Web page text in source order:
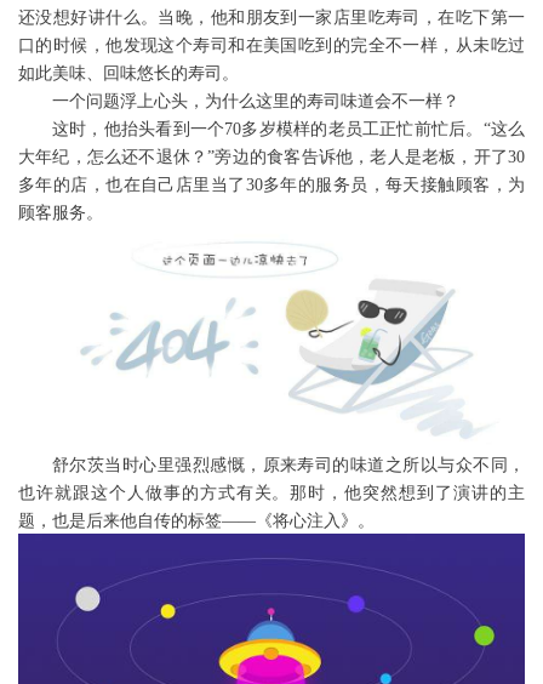
还没想好讲什么。当晚，他和朋友到一家店里吃寿司，在吃下第一
口的时候，他发现这个寿司和在美国吃到的完全不一样，从未吃过
如此美味、回味悠长的寿司。
一个问题浮上心头，为什么这里的寿司味道会不一样？
这时，他抬头看到一个70多岁模样的老员工正忙前忙后。“这么
大年纪，怎么还不退休？”旁边的食客告诉他，老人是老板，开了30
多年的店，也在自己店里当了 30多年的服务员，每天接触顾客，为
顾客服务。
舒尔茨当时心里强烈感慨，原来寿司的味道之所以与众不同，
也许就跟这个人做事的方式有关。那时，他突然想到了演讲的主
题，也是后来他自传的标签——《将心注入》。